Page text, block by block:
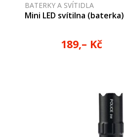
BATERKY A SVÍTIDLA
Mini LED svítilna (baterka)
189,– Kč